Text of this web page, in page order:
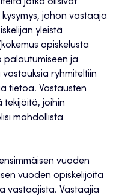
johon vastaaja
yleistä
opiskelusta
palautumiseen ja
ryhmiteltiin
tietoa. Vastausten
tekijöitä, joihin
mahdollista
vuoden
vuoden opiskelijoita
vastaajista. Vastaajia